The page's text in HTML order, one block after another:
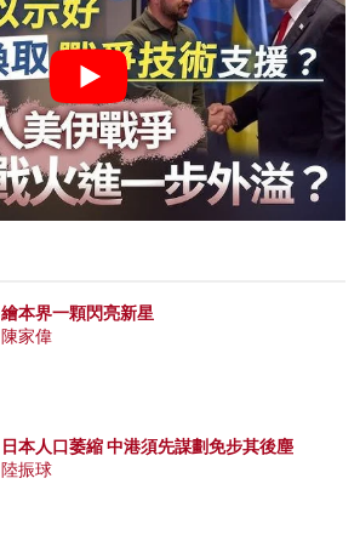
繪本界一顆閃亮新星
陳家偉
日本人口萎縮 中港須先謀劃免步其後塵
陸振球